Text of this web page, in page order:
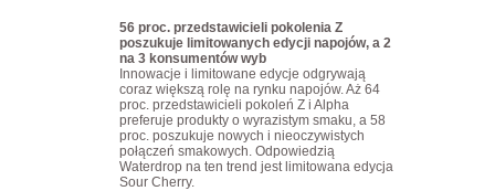
56 proc. przedstawicieli pokolenia Z
poszukuje limitowanych edycji napojów, a 2
na 3 konsumentów wyb
Innowacje i limitowane edycje odgrywają
coraz większą rolę na rynku napojów. Aż 64
proc. przedstawicieli pokoleń Z i Alpha
preferuje produkty o wyrazistym smaku, a 58
proc. poszukuje nowych i nieoczywistych
połączeń smakowych. Odpowiedzią
Waterdrop na ten trend jest limitowana edycja
Sour Cherry.